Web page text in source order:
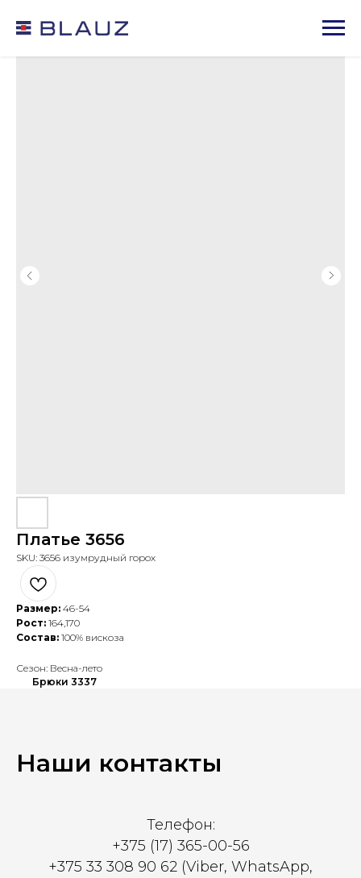
Платье 3656
SKU: 3656 изумрудный горох
Размер: 46-54
Рост: 164,170
Состав: 100% вискоза
Сезон: Весна-лето
Брюки 3337
Наши контакты
Телефон:
+375 (17) 365-00-56
+375 33 308 90 62 (Viber, WhatsApp,